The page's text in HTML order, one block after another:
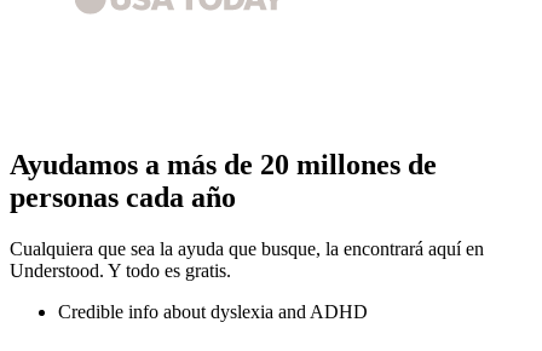
Ayudamos a más de 20 millones de
personas cada año
Cualquiera que sea la ayuda que busque, la encontrará aquí en
Understood. Y todo es gratis.
Credible info about dyslexia and ADHD